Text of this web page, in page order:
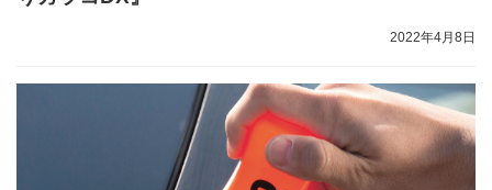
2022年4月8日